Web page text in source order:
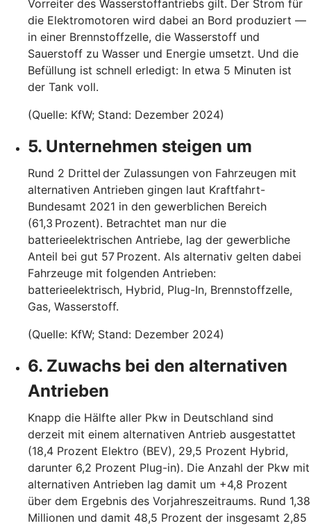
Vorreiter des Wasserstoffantriebs gilt. Der Strom für
die Elektromotoren wird dabei an Bord produziert —
in einer Brennstoffzelle, die Wasserstoff und
Sauerstoff zu Wasser und Energie umsetzt. Und die
Befüllung ist schnell erledigt: In etwa 5 Minuten ist
der Tank voll.
(Quelle: KfW; Stand: Dezember 2024)
5. Unternehmen steigen um
Rund 2 Drittel der Zulassungen von Fahrzeugen mit
alternativen Antrieben gingen laut Kraftfahrt-
Bundesamt 2021 in den gewerblichen Bereich
(61,3 Prozent). Betrachtet man nur die
batterieelektrischen Antriebe, lag der gewerbliche
Anteil bei gut 57 Prozent. Als alternativ gelten dabei
Fahrzeuge mit folgenden Antrieben:
batterieelektrisch, Hybrid, Plug-In, Brennstoffzelle,
Gas, Wasserstoff.
(Quelle: KfW; Stand: Dezember 2024)
6. Zuwachs bei den alternativen
Antrieben
Knapp die Hälfte aller Pkw in Deutschland sind
derzeit mit einem alternativen Antrieb ausgestattet
(18,4 Prozent Elektro (BEV), 29,5 Prozent Hybrid,
darunter 6,2 Prozent Plug-in). Die Anzahl der Pkw mit
alternativen Antrieben lag damit um +4,8 Prozent
über dem Ergebnis des Vorjahreszeitraums. Rund 1,38
Millionen und damit 48,5 Prozent der insgesamt 2,85